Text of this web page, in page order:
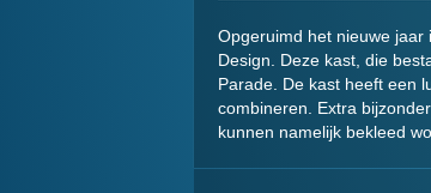
Opgeruimd het nieuwe jaar
Design. Deze kast, die
Parade. De kast heeft een
combineren. Extra
kunnen namelijk bekleed